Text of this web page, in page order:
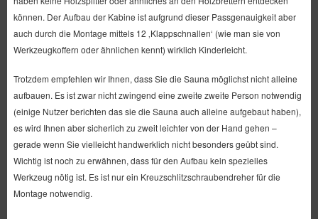
können. Der Aufbau der Kabine ist aufgrund dieser Passgenauigkeit aber
auch durch die Montage mittels 12 ‚Klappschnallen‘ (wie man sie von
Werkzeugkoffern oder ähnlichen kennt) wirklich Kinderleicht.
Trotzdem empfehlen wir Ihnen, dass Sie die Sauna möglichst nicht alleine
aufbauen. Es ist zwar nicht zwingend eine zweite zweite Person notwendig
(einige Nutzer berichten das sie die Sauna auch alleine aufgebaut haben),
es wird Ihnen aber sicherlich zu zweit leichter von der Hand gehen –
gerade wenn Sie vielleicht handwerklich nicht besonders geübt sind.
Wichtig ist noch zu erwähnen, dass für den Aufbau kein spezielles
Werkzeug nötig ist. Es ist nur ein Kreuzschlitzschraubendreher für die
Montage notwendig.